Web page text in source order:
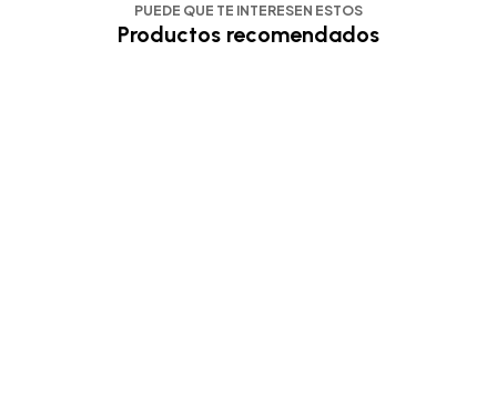
PUEDE QUE TE INTERESEN ESTOS
Productos recomendados